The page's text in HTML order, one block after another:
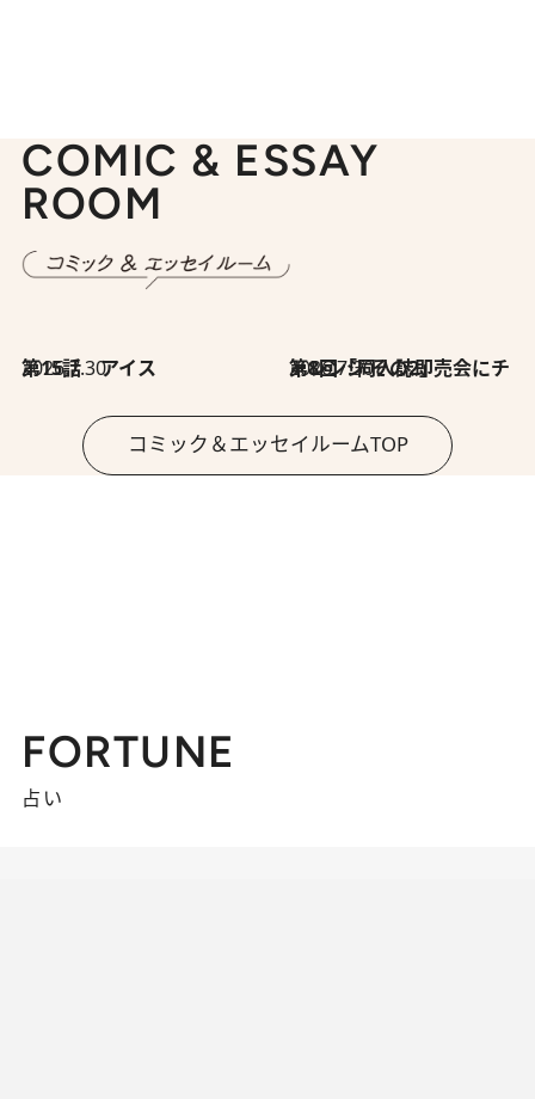
COMIC & ESSAY
ROOM
2026.7.30
第15話 アイス 2026.7.30
第8回「同人誌即売会にチャレンジ その2」
コミック＆エッセイルームTOP
FORTUNE
占い